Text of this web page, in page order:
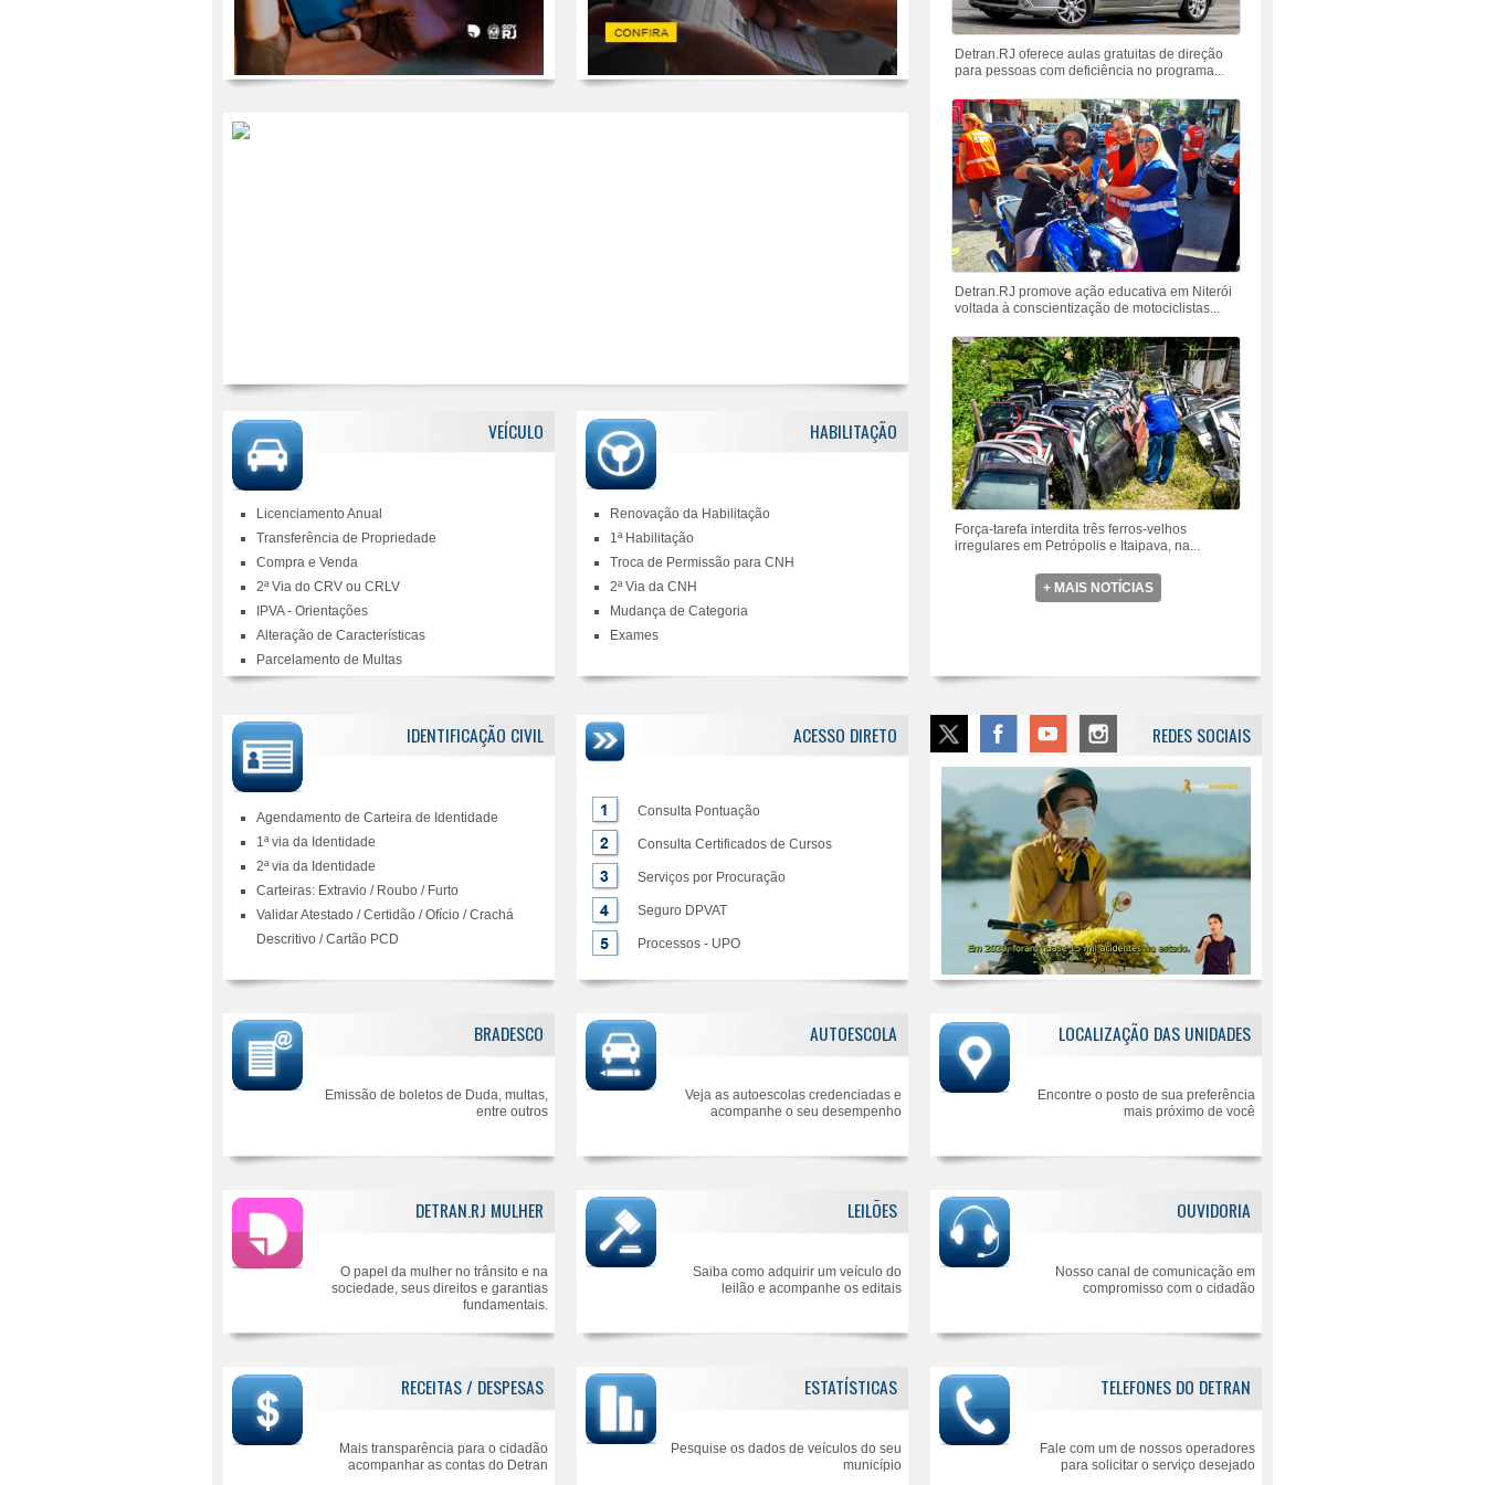
VEÍCULO
Licenciamento Anual
Transferência de Propriedade
Compra e Venda
2ª Via do CRV ou CRLV
IPVA - Orientações
Alteração de Características
Parcelamento de Multas
HABILITAÇÃO
Renovação da Habilitação
1ª Habilitação
Troca de Permissão para CNH
2ª Via da CNH
Mudança de Categoria
Exames
Detran.RJ oferece aulas gratuitas de direção
para pessoas com deficiência no programa...
Detran.RJ promove ação educativa em Niterói
voltada à conscientização de motociclistas...
Força-tarefa interdita três ferros-velhos
irregulares em Petrópolis e Itaipava, na...
+ MAIS NOTÍCIAS
IDENTIFICAÇÃO CIVIL
Agendamento de Carteira de Identidade
1ª via da Identidade
2ª via da Identidade
Carteiras: Extravio / Roubo / Furto
Validar Atestado / Certidão / Ofício / Crachá
Descritivo / Cartão PCD
ACESSO DIRETO
Consulta Pontuação
Consulta Certificados de Cursos
Serviços por Procuração
Seguro DPVAT
Processos - UPO
REDES SOCIAIS
BRADESCO
Emissão de boletos de Duda, multas,
entre outros
AUTOESCOLA
Veja as autoescolas credenciadas e
acompanhe o seu desempenho
LOCALIZAÇÃO DAS UNIDADES
Encontre o posto de sua preferência
mais próximo de você
DETRAN.RJ MULHER
O papel da mulher no trânsito e na
sociedade, seus direitos e garantias
fundamentais.
LEILÕES
Saiba como adquirir um veículo do
leilão e acompanhe os editais
OUVIDORIA
Nosso canal de comunicação em
compromisso com o cidadão
RECEITAS / DESPESAS
Mais transparência para o cidadão
acompanhar as contas do Detran
ESTATÍSTICAS
Pesquise os dados de veículos do seu
município
TELEFONES DO DETRAN
Fale com um de nossos operadores
para solicitar o serviço desejado